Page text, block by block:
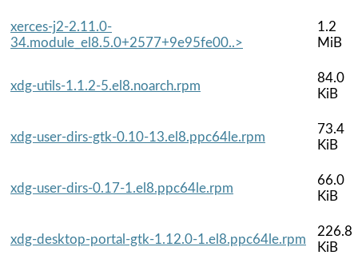
xerces-j2-2.11.0-
34.module_el8.5.0+2577+9e95fe00..>
1.2
MiB
xdg-utils-1.1.2-5.el8.noarch.rpm
84.0
KiB
xdg-user-dirs-gtk-0.10-13.el8.ppc64le.rpm
73.4
KiB
xdg-user-dirs-0.17-1.el8.ppc64le.rpm
66.0
KiB
xdg-desktop-portal-gtk-1.12.0-1.el8.ppc64le.rpm
226.8
KiB